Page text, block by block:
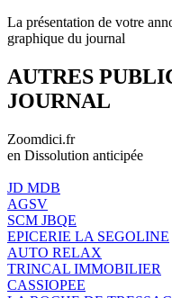
La présentation de votre
graphique du journal
AUTRES
JOURNAL
Zoomdici.fr
en Dissolution anticipée
JD MDB
AGSV
SCM JBQE
EPICERIE LA SEGOLINE
AUTO RELAX
TRINCAL IMMOBILIER
CASSIOPEE